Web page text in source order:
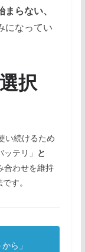
らない、
になってい
択
い続けるため
テリ」 と
合わせを維持
す。
ら」